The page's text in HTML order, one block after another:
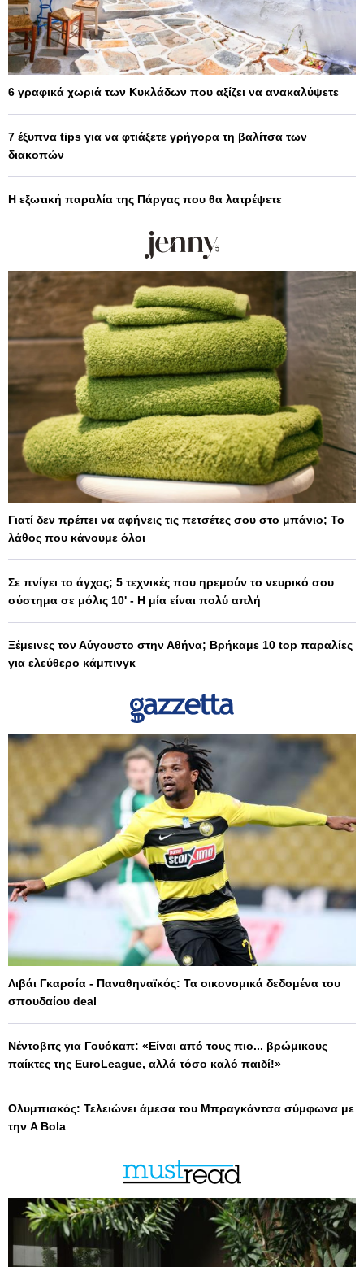
6 γραφικά χωριά των Κυκλάδων που αξίζει να ανακαλύψετε
7 έξυπνα tips για να φτιάξετε γρήγορα τη βαλίτσα των
διακοπών
Η εξωτική παραλία της Πάργας που θα λατρέψετε
Γιατί δεν πρέπει να αφήνεις τις πετσέτες σου στο μπάνιο; Το
λάθος που κάνουμε όλοι
Σε πνίγει το άγχος; 5 τεχνικές που ηρεμούν το νευρικό σου
σύστημα σε μόλις 10' - Η μία είναι πολύ απλή
Ξέμεινες τον Αύγουστο στην Αθήνα; Βρήκαμε 10 top παραλίες
για ελεύθερο κάμπινγκ
Λιβάι Γκαρσία - Παναθηναϊκός: Τα οικονομικά δεδομένα του
σπουδαίου deal
Νέντοβιτς για Γουόκαπ: «Είναι από τους πιο... βρώμικους
παίκτες της EuroLeague, αλλά τόσο καλό παιδί!»
Ολυμπιακός: Τελειώνει άμεσα του Μπραγκάντσα σύμφωνα με
την A Bola